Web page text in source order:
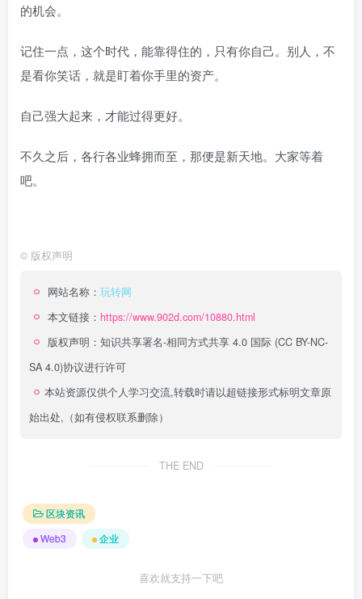
的机会。
记住一点，这个时代，能靠得住的，只有你自己。别人，不
是看你笑话，就是盯着你手里的资产。
自己强大起来，才能过得更好。
不久之后，各行各业蜂拥而至，那便是新天地。大家等着
吧。
© 版权声明
网站名称： 玩转网
本文链接： https://www.902d.com/10880.html
版权声明： 知识共享署名-相同方式共享 4.0 国际 (CC BY-NC-
SA 4.0)协议进行许可
本站资源仅供个人学习交流,转载时请以超链接形式标明文章原
始出处,（如有侵权联系删除）
THE END
区块资讯
Web3
企业
喜欢就支持一下吧